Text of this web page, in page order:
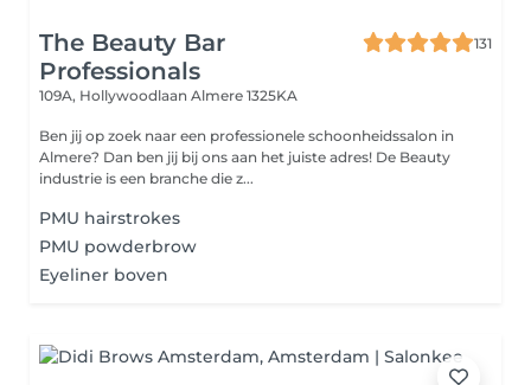
The Beauty Bar
Professionals
131
109A, Hollywoodlaan Almere 1325KA
Ben jij op zoek naar een professionele schoonheidssalon in
Almere? Dan ben jij bij ons aan het juiste adres! De Beauty
industrie is een branche die z...
PMU hairstrokes
PMU powderbrow
Eyeliner boven